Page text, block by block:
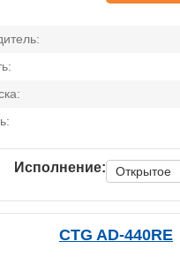
Исполнение: Открытое
CTG AD-440RE